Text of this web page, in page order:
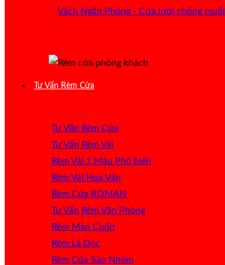
Vách Ngăn Phòng - Cửa lưới chống muỗi
Tư Vấn Rèm Cửa
Tư Vấn Rèm Cửa
Tư Vấn Rèm Vải
Rèm Vải 1 Màu
Rèm Vải Hoa Văn
Rèm Cửa ROMAN
Tư Vấn Rèm Văn Phòng
Rèm Màn Cuốn
Rèm Lá Dọc
Rèm Cửa Sáo Nhôm